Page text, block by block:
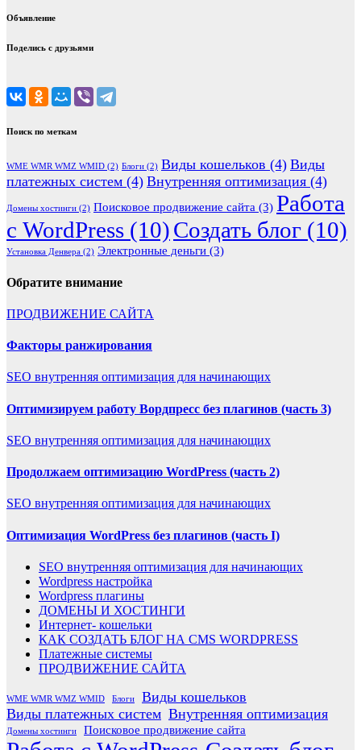
Объявление
Поделись с друзьями
Поиск по меткам
WME WMR WMZ WMID (2) Блоги (2) Виды кошельков (4) Виды
платежных систем (4) Внутренняя оптимизация (4)
Домены хостинги (2) Поисковое продвижение сайта (3) Работа
с WordPress (10)Создать блог (10)
Установка Денвера (2) Элeктронные деньги (3)
Обратите внимание
ПРОДВИЖЕНИЕ САЙТА
Факторы ранжирования
SEO внутренняя оптимизация для начинающих
Оптимизируем работу Вордпресс без плагинов (часть 3)
SEO внутренняя оптимизация для начинающих
Продолжаем оптимизацию WordPress (часть 2)
SEO внутренняя оптимизация для начинающих
Оптимизация WordPress без плагинов (часть I)
SEO внутренняя оптимизация для начинающих
Wordpress настройка
Wordpress плагины
ДОМЕНЫ И ХОСТИНГИ
Интернет- кошельки
КАК СОЗДАТЬ БЛОГ НА CMS WORDPRESS
Платежные системы
ПРОДВИЖЕНИЕ САЙТА
WME WMR WMZ WMID Блоги
Виды кошельков
Виды платежных систем Внутренняя оптимизация
Домены хостинги Поисковое продвижение сайта